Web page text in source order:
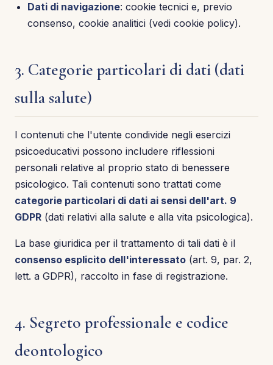
Dati di navigazione: cookie tecnici e, previo
consenso, cookie analitici (vedi cookie policy).
3. Categorie particolari di dati (dati
sulla salute)
I contenuti che l'utente condivide negli esercizi
psicoeducativi possono includere riflessioni
personali relative al proprio stato di benessere
psicologico. Tali contenuti sono trattati come
categorie particolari di dati ai sensi dell'art. 9
GDPR (dati relativi alla salute e alla vita psicologica).
La base giuridica per il trattamento di tali dati è il
consenso esplicito dell'interessato (art. 9, par. 2,
lett. a GDPR), raccolto in fase di registrazione.
4. Segreto professionale e codice
deontologico